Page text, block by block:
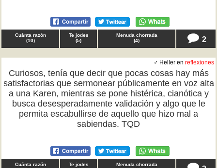
Cuánta razón
(10)
Te jodes
(5)
Menuda chorrada
(4) 2
♂ Heller en reflexiones
Curiosos, tenía que decir que pocas cosas hay más
satisfactorias que sermonear públicamente en voz alta
a una Karen, mientras se pone histérica, cianótica y
busca desesperadamente validación y algo que le
permita escabullirse de aquello que hizo mal a
sabiendas. TQD
Cuánta razón
Te jodes
Menuda chorrada